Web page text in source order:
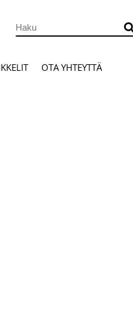
OTA YHTEYTTÄ